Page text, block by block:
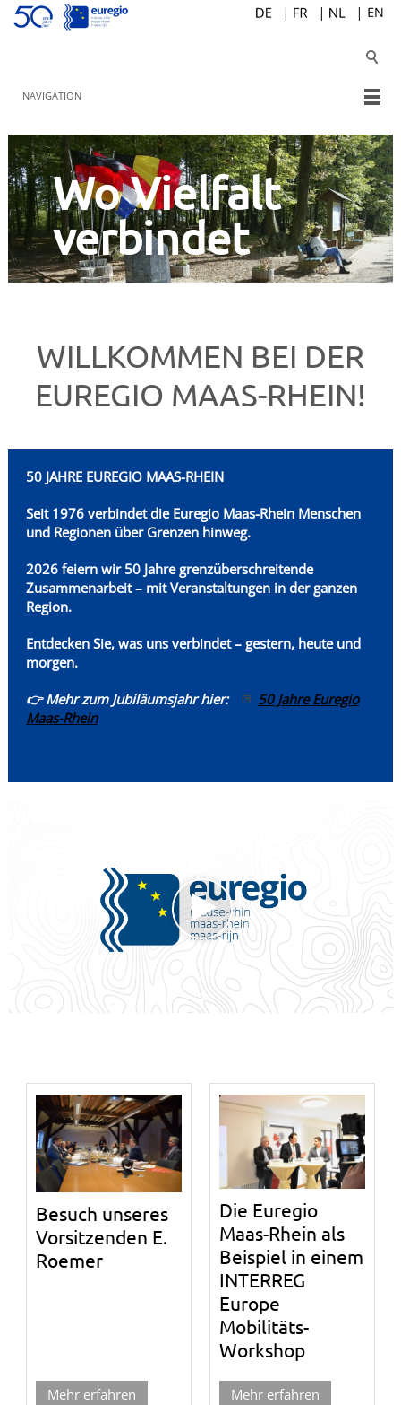
NAVIGATION
Wo Vielfalt
verbindet
WILLKOMMEN BEI DER
EUREGIO MAAS-RHEIN!
50 JAHRE EUREGIO MAAS-RHEIN
Seit 1976 verbindet die Euregio Maas-Rhein Menschen
und Regionen über Grenzen hinweg.
2026 feiern wir 50 Jahre grenzüberschreitende
Zusammenarbeit – mit Veranstaltungen in der ganzen
Region.
Entdecken Sie, was uns verbindet – gestern, heute und
morgen.
👉 Mehr zum Jubiläumsjahr hier:
50 Jahre Euregio
Maas-Rhein
Besuch unseres
Vorsitzenden E.
Roemer
Mehr erfahren
Die Euregio
Maas-Rhein als
Beispiel in einem
INTERREG
Europe
Mobilitäts-
Workshop
Mehr erfahren